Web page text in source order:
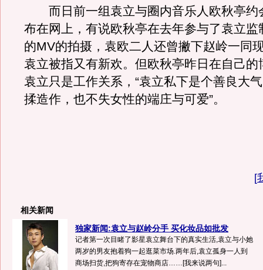
而日前一组袁立与圈内音乐人欧秋亭约
布在网上，有说欧秋亭在去年参与了袁立监
的MV的拍摄，袁欧二人还曾撇下赵岭一同
袁立被指又有新欢。但欧秋亭昨日在自己的
袁立只是工作关系，“袁立私下是个善良大
揉造作，也不失女性的端庄与可爱”。
[
相关新闻
独家新闻:袁立与赵岭分手 买化妆品如批发
记者第一次目睹了影星袁立舞台下的真实生活,袁立与小她
两岁的男友抱着狗一起逛菜市场.两年后,袁立孤身一人到
商场扫货,把狗寄存在宠物商店……[我来说两句]...